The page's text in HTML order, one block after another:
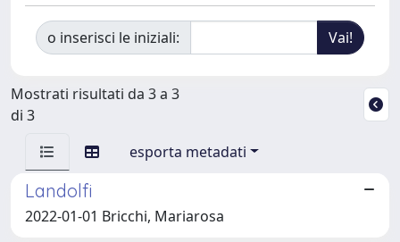
o inserisci le iniziali:
Mostrati risultati da 3 a 3
di 3
esporta metadati
Landolfi
2022-01-01 Bricchi, Mariarosa